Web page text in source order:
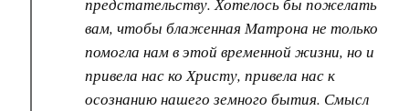
предстательству. Хотелось бы пожелать
вам, чтобы блаженная Матрона не только
помогла нам в этой временной жизни, но и
привела нас ко Христу, привела нас к
осознанию нашего земного бытия. Смысл